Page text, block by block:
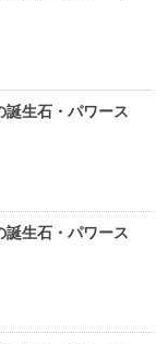
誕生石・パワース
誕生石・パワース